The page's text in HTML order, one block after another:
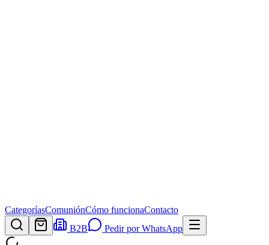
CategoríasComuniónCómo funcionaContacto
B2B
Pedir por WhatsApp